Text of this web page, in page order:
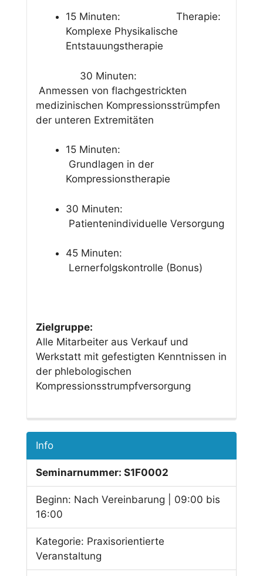
15 Minuten: Therapie:
Komplexe Physikalische
Entstauungstherapie
30 Minuten:
Anmessen von flachgestrickten
medizinischen Kompressionsstrümpfen
der unteren Extremitäten
15 Minuten:
Grundlagen in der
Kompressionstherapie
30 Minuten:
Patientenindividuelle Versorgung
45 Minuten:
Lernerfolgskontrolle (Bonus)
Zielgruppe:
Alle Mitarbeiter aus Verkauf und
Werkstatt mit gefestigten Kenntnissen in
der phlebologischen
Kompressionsstrumpfversorgung
Info
Seminarnummer: S1F0002
Beginn: Nach Vereinbarung | 09:00 bis
16:00
Kategorie: Praxisorientierte
Veranstaltung